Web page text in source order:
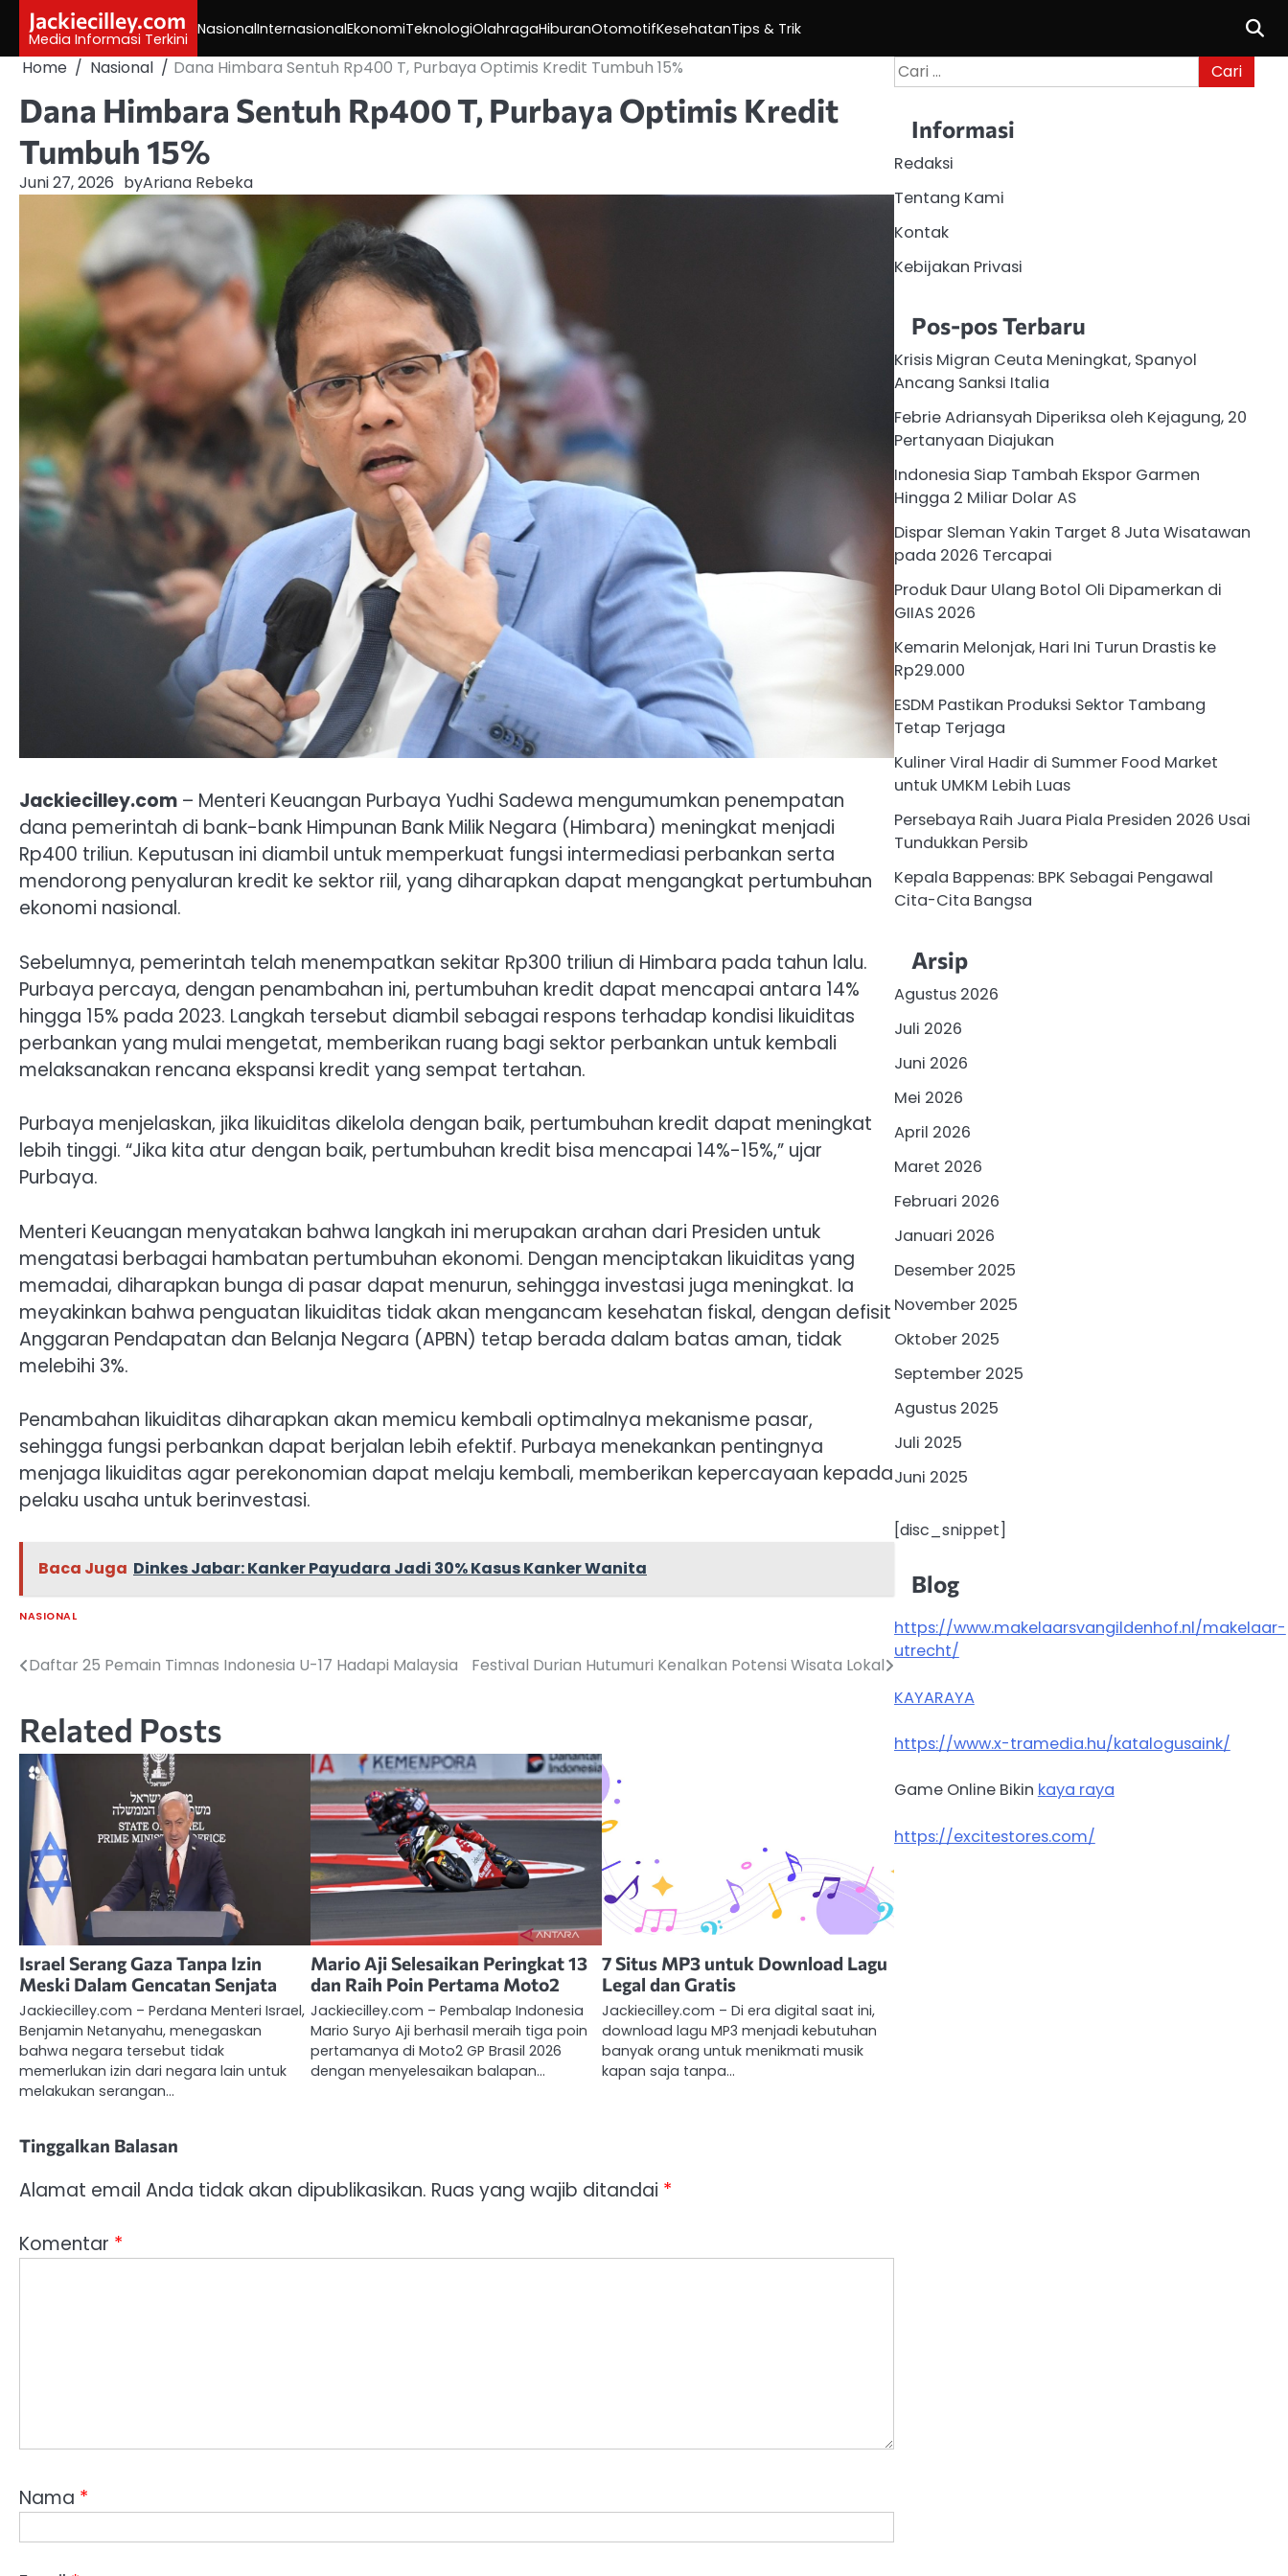
content
Jackiecilley.com
Media Informasi Terkini
NasionalInternasionalEkonomiTeknologiOlahragaHiburanOtomotifKesehatanTips & Trik
Home Nasional Dana Himbara Sentuh Rp400 T, Purbaya Optimis Kredit Tumbuh 15%
Dana Himbara Sentuh Rp400 T, Purbaya Optimis Kredit
Tumbuh 15%
Juni 27, 2026 byAriana Rebeka
Jackiecilley.com – Menteri Keuangan Purbaya Yudhi Sadewa mengumumkan penempatan
dana pemerintah di bank-bank Himpunan Bank Milik Negara (Himbara) meningkat menjadi
Rp400 triliun. Keputusan ini diambil untuk memperkuat fungsi intermediasi perbankan serta
mendorong penyaluran kredit ke sektor riil, yang diharapkan dapat mengangkat pertumbuhan
ekonomi nasional.
Sebelumnya, pemerintah telah menempatkan sekitar Rp300 triliun di Himbara pada tahun lalu.
Purbaya percaya, dengan penambahan ini, pertumbuhan kredit dapat mencapai antara 14%
hingga 15% pada 2023. Langkah tersebut diambil sebagai respons terhadap kondisi likuiditas
perbankan yang mulai mengetat, memberikan ruang bagi sektor perbankan untuk kembali
melaksanakan rencana ekspansi kredit yang sempat tertahan.
Purbaya menjelaskan, jika likuiditas dikelola dengan baik, pertumbuhan kredit dapat meningkat
lebih tinggi. “Jika kita atur dengan baik, pertumbuhan kredit bisa mencapai 14%-15%,” ujar
Purbaya.
Menteri Keuangan menyatakan bahwa langkah ini merupakan arahan dari Presiden untuk
mengatasi berbagai hambatan pertumbuhan ekonomi. Dengan menciptakan likuiditas yang
memadai, diharapkan bunga di pasar dapat menurun, sehingga investasi juga meningkat. Ia
meyakinkan bahwa penguatan likuiditas tidak akan mengancam kesehatan fiskal, dengan defisit
Anggaran Pendapatan dan Belanja Negara (APBN) tetap berada dalam batas aman, tidak
melebihi 3%.
Penambahan likuiditas diharapkan akan memicu kembali optimalnya mekanisme pasar,
sehingga fungsi perbankan dapat berjalan lebih efektif. Purbaya menekankan pentingnya
menjaga likuiditas agar perekonomian dapat melaju kembali, memberikan kepercayaan kepada
pelaku usaha untuk berinvestasi.
Baca Juga Dinkes Jabar: Kanker Payudara Jadi 30% Kasus Kanker Wanita
NASIONAL
Navigasi
Daftar 25 Pemain Timnas Indonesia U-17 Hadapi Malaysia Festival Durian Hutumuri Kenalkan Potensi Wisata Lokal
Related Posts
Israel Serang Gaza Tanpa Izin
Meski Dalam Gencatan Senjata
Jackiecilley.com – Perdana Menteri Israel,
Benjamin Netanyahu, menegaskan
bahwa negara tersebut tidak
memerlukan izin dari negara lain untuk
melakukan serangan…
Mario Aji Selesaikan Peringkat 13
dan Raih Poin Pertama Moto2
Jackiecilley.com – Pembalap Indonesia
Mario Suryo Aji berhasil meraih tiga poin
pertamanya di Moto2 GP Brasil 2026
dengan menyelesaikan balapan…
7 Situs MP3 untuk Download Lagu
Legal dan Gratis
Jackiecilley.com – Di era digital saat ini,
download lagu MP3 menjadi kebutuhan
banyak orang untuk menikmati musik
kapan saja tanpa…
Tinggalkan Balasan
Alamat email Anda tidak akan dipublikasikan. Ruas yang wajib ditandai *
Komentar *
Nama *
Cari
untuk:
Informasi
Redaksi
Tentang Kami
Kontak
Kebijakan Privasi
Pos-pos Terbaru
Krisis Migran Ceuta Meningkat, Spanyol
Ancang Sanksi Italia
Febrie Adriansyah Diperiksa oleh Kejagung, 20
Pertanyaan Diajukan
Indonesia Siap Tambah Ekspor Garmen
Hingga 2 Miliar Dolar AS
Dispar Sleman Yakin Target 8 Juta Wisatawan
pada 2026 Tercapai
Produk Daur Ulang Botol Oli Dipamerkan di
GIIAS 2026
Kemarin Melonjak, Hari Ini Turun Drastis ke
Rp29.000
ESDM Pastikan Produksi Sektor Tambang
Tetap Terjaga
Kuliner Viral Hadir di Summer Food Market
untuk UMKM Lebih Luas
Persebaya Raih Juara Piala Presiden 2026 Usai
Tundukkan Persib
Kepala Bappenas: BPK Sebagai Pengawal
Cita-Cita Bangsa
Arsip
Agustus 2026
Juli 2026
Juni 2026
Mei 2026
April 2026
Maret 2026
Februari 2026
Januari 2026
Desember 2025
November 2025
Oktober 2025
September 2025
Agustus 2025
Juli 2025
Juni 2025
[disc_snippet]
Blog
https://www.makelaarsvangildenhof.nl/makelaar-
utrecht/
KAYARAYA
https://www.x-tramedia.hu/katalogusaink/
Game Online Bikin kaya raya
https://excitestores.com/